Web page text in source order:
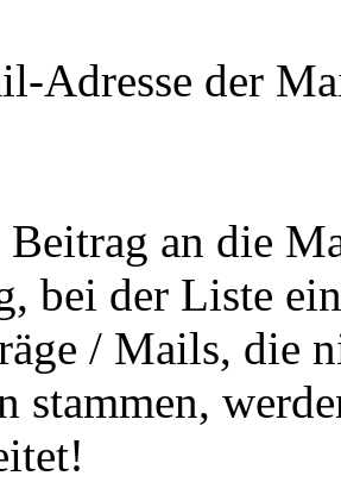
Adresse der
an die
bei der Liste
/ Mails, die
stammen,